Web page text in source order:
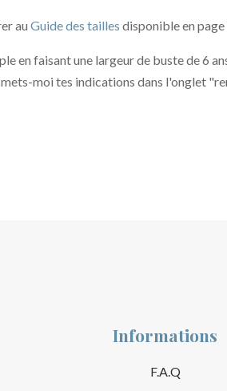
au Guide des tailles disponible en
faisant une largeur de buste de 6
moi tes indications dans l'onglet
Informations
F.A.Q